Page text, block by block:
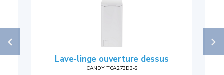
Lave-linge ouverture dessus
CANDY TCA273D3-S